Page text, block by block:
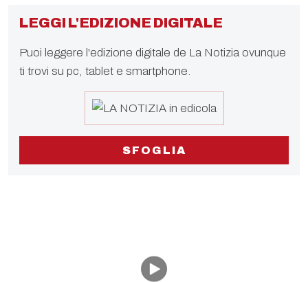
LEGGI L'EDIZIONE DIGITALE
Puoi leggere l'edizione digitale de La Notizia ovunque
ti trovi su pc, tablet e smartphone.
SFOGLIA